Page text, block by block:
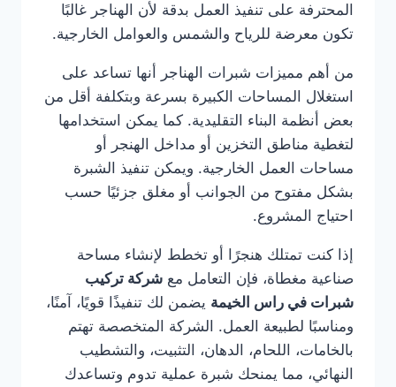
المحترفة على تنفيذ العمل بدقة لأن الهناجر غالبًا
تكون معرضة للرياح والشمس والعوامل الخارجية.
من أهم مميزات شبرات الهناجر أنها تساعد على
استغلال المساحات الكبيرة بسرعة وبتكلفة أقل من
بعض أنظمة البناء التقليدية. كما يمكن استخدامها
لتغطية مناطق التخزين أو مداخل الهنجر أو
مساحات العمل الخارجية. ويمكن تنفيذ الشبرة
بشكل مفتوح من الجوانب أو مغلق جزئيًا حسب
احتياج المشروع.
إذا كنت تمتلك هنجرًا أو تخطط لإنشاء مساحة
صناعية مغطاة، فإن التعامل مع شركة تركيب
شبرات في راس الخيمة يضمن لك تنفيذًا قويًا، آمنًا،
ومناسبًا لطبيعة العمل. الشركة المتخصصة تهتم
بالخامات، اللحام، الدهان، التثبيت، والتشطيب
النهائي، مما يمنحك شبرة عملية تدوم وتساعدك